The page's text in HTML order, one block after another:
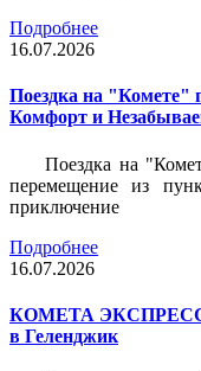
Подробнее
16.07.2026
Поездка на "Комете"
Комфорт и
Поездка на
перемещение из
приключение
Подробнее
16.07.2026
КОМЕТА ЭКСПРЕСС:
в Геленджик